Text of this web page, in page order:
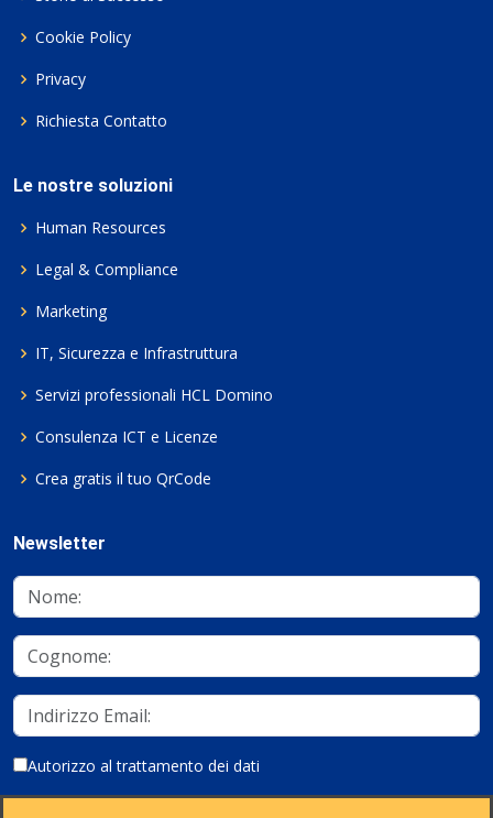
Cookie Policy
Privacy
Richiesta Contatto
Le nostre soluzioni
Human Resources
Legal & Compliance
Marketing
IT, Sicurezza e Infrastruttura
Servizi professionali HCL Domino
Consulenza ICT e Licenze
Crea gratis il tuo QrCode
Newsletter
Autorizzo al trattamento dei dati